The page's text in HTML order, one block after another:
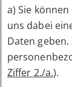
a) Sie
uns dabei
Daten
Ziffer 2./a.).